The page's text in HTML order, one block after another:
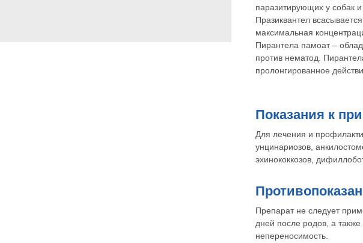
паразитирующих у собак
Празиквантел
максимальная
Пирантела памоат –
против нематод.
пролонгированное
Показания к
Для лечения и
унцинариозов,
эхинококкозов,
Препарат не следует
дней после родов, а
непереносимость.